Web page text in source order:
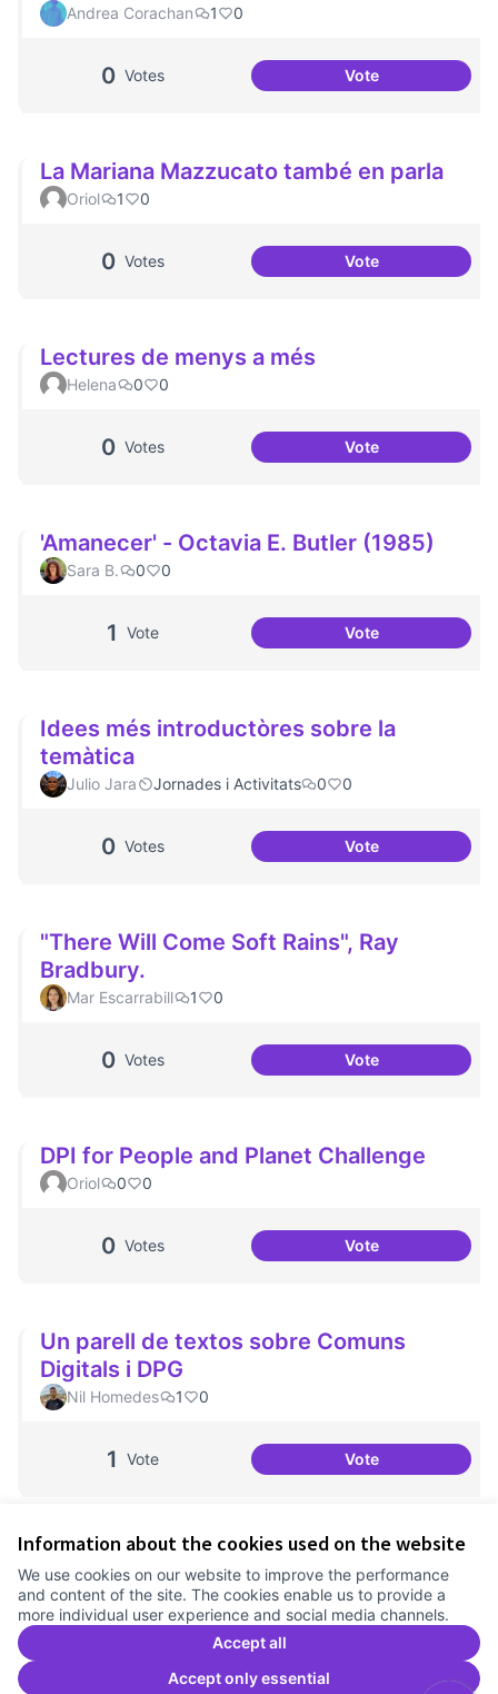
Information about the cookies used on the website
We use cookies on our website to improve the performance
and content of the site. The cookies enable us to provide a
more individual user experience and social media channels.
Accept all
Accept only essential
Andrea Corachan 1 0
0 Votes VoteProposta de
La Mariana Mazzucato també en parla
Oriol 1 0
0 Votes VoteLa Mariana
Lectures de menys a més
Helena 0 0
0 Votes VoteLectures de
'Amanecer' - Octavia E. Butler (1985)
Sara B. 0 0
1 Vote Vote'Amanecer' -
Idees més introductòres sobre la
temàtica
Julio Jara Jornades i Activitats 0 0
0 Votes VoteIdees més
"There Will Come Soft Rains", Ray
Bradbury.
Mar Escarrabill 1 0
0 Votes Vote"There Will Come
DPI for People and Planet Challenge
Oriol 0 0
0 Votes VoteDPI for People
Un parell de textos sobre Comuns
Digitals i DPG
Nil Homedes 1 0
1 Vote VoteUn parell de
Cookie settings
Comunitat Canòdrom at Facebook
(External link)
Comunitat Canòdrom at Instagram
(External link)
Comunitat Canòdrom at YouTube
(External link)
English
Triar la llenguaElegir el idiomaChoose language